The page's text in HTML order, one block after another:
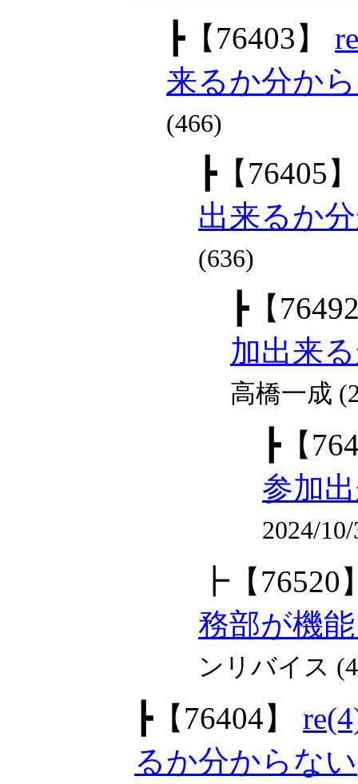
┣【76403】
来るか分か
(466)
┣【76405】
出来るか
(636)
┣【
加出来
高橋一成
┣【
参加
2024/
┣ 【76520
務部が機
ンリバイス
┣【76404】
るか分からない